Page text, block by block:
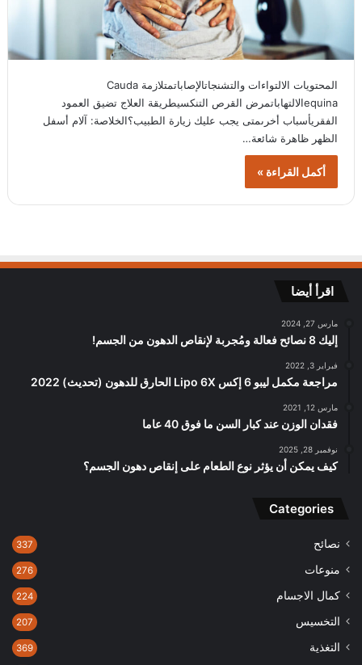
المحتويات الالتواءات والتشنجاتالإصاباتمتلازمة Cauda
equinaالالتهاباتمرض القرص التنكسيطريقة العلاج تضيق العمود
الفقريأسباب أخرىمتى يجب عليك زيارة الطبيب؟الخلاصة: آلام أسفل
الظهر ظاهرة شائعة…
أكمل القراءة »
اقرأ أيضا
مارس 27, 2024
إليك 8 نصائح فعالة ومُجربة لإنقاص الدهون من الجسم!
فبراير 3, 2022
مراجعة مكمل ليبو 6 إكس Lipo 6X الحارق للدهون (تحديث) 2022
مارس 12, 2021
فقدان الوزن عند كبار السن ما فوق 40 عاما
نوفمبر 28, 2025
كيف يمكن أن يؤثر نوع الطعام على إنقاص دهون الجسم؟
Categories
نصائح 337
منوعات 276
كمال الاجسام 224
التخسيس 207
التغذية 369